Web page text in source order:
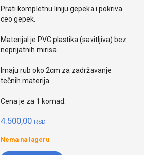
Prati kompletnu liniju gepeka i pokriva
ceo gepek.
Materijal je PVC plastika (savitljiva) bez
neprijatnih mirisa.
Imaju rub oko 2cm za zadržavanje
tečnih materija.
Cena je za 1 komad.
4.500,00 RSD.
Nema na lageru